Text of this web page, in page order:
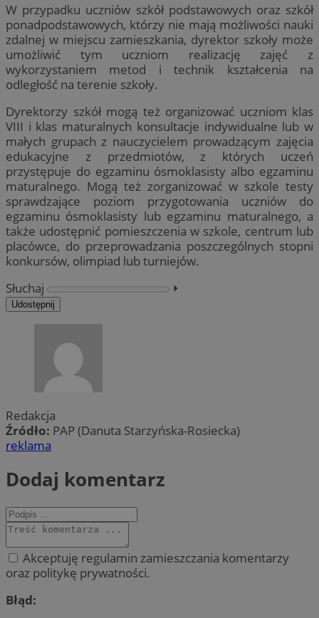
W przypadku uczniów szkół podstawowych oraz szkół
ponadpodstawowych, którzy nie mają możliwości nauki
zdalnej w miejscu zamieszkania, dyrektor szkoły może
umożliwić tym uczniom realizację zajęć z
wykorzystaniem metod i technik kształcenia na
odległość na terenie szkoły.
Dyrektorzy szkół mogą też organizować uczniom klas
VIII i klas maturalnych konsultacje indywidualne lub w
małych grupach z nauczycielem prowadzącym zajęcia
edukacyjne z przedmiotów, z których uczeń
przystępuje do egzaminu ósmoklasisty albo egzaminu
maturalnego. Mogą też zorganizować w szkole testy
sprawdzające poziom przygotowania uczniów do
egzaminu ósmoklasisty lub egzaminu maturalnego, a
także udostępnić pomieszczenia w szkole, centrum lub
placówce, do przeprowadzania poszczególnych stopni
konkursów, olimpiad lub turniejów.
Słuchaj
⏵︎
Udostępnij
Redakcja
Źródło: PAP (Danuta Starzyńska-Rosiecka)
reklama
Dodaj komentarz
Akceptuję regulamin zamieszczania komentarzy
oraz politykę prywatności.
Błąd: